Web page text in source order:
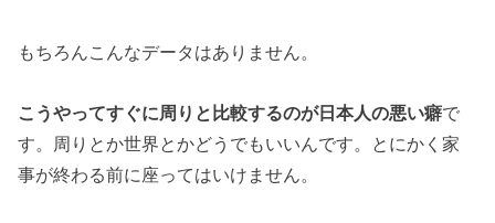
もちろんこんなデータはありません。
こうやってすぐに周りと比較するのが日本人の悪い癖で
す。周りとか世界とかどうでもいいんです。とにかく家
事が終わる前に座ってはいけません。